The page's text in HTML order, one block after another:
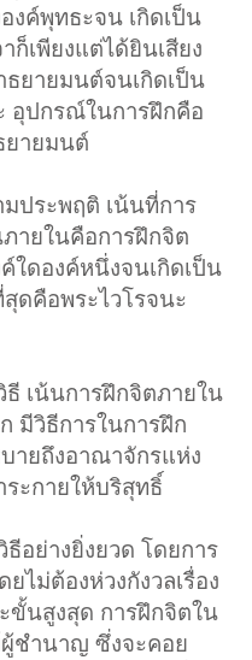
งค์พุทธะจน เกิดเป็น
ก็เพียงแต่ได้ยินเสียง
ธยายมนต์จนเกิดเป็น
อุปกรณ์ในการฝึกคือ
ยายมนต์
ประพฤติ เน้นที่การ
ายในคือการฝึกจิต
ใดองค์หนึ่งจนเกิดเป็น
ดคือพระไวโรจนะ
เน้นการฝึกจิตภายใน
มีวิธีการในการฝึก
ายถึงอาณาจักรแห่ง
ะกายให้บริสุทธิ์
อย่างยิ่งยวด โดยการ
ไม่ต้องห่วงกังวลเรื่อง
ขั้นสูงสุด การฝึกจิตใน
ชำนาญ ซึ่งจะคอย